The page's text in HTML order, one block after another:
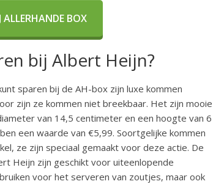
ALLERHANDE BOX
bij Albert Heijn?
sparen bij de AH-box zijn luxe kommen
zijn ze kommen niet breekbaar. Het zijn mooie
van 14,5 centimeter en een hoogte van 6
een waarde van €5,99. Soortgelijke kommen
ze zijn speciaal gemaakt voor deze actie. De
Heijn zijn geschikt voor uiteenlopende
voor het serveren van zoutjes, maar ook